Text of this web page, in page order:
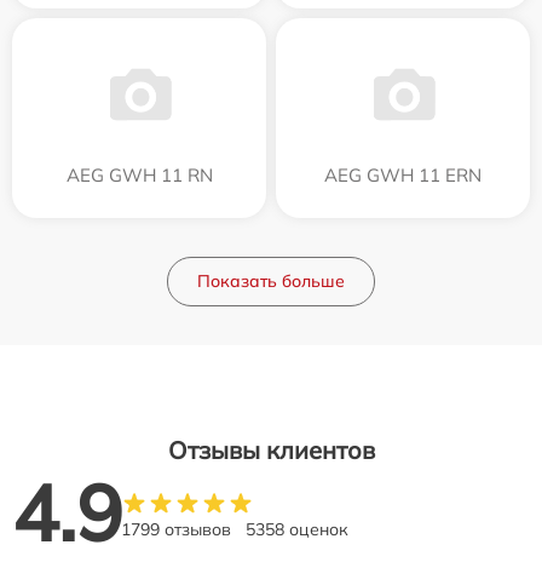
AEG GWH 11 RN AEG GWH 11 ERN
Показать больше
Отзывы клиентов
4.91799 отзывов 5358 оценок